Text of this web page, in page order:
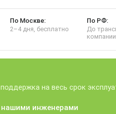
По Москве:
2–4 дня, бесплатно
По РФ:
До
компании
на весь срок
инженерами